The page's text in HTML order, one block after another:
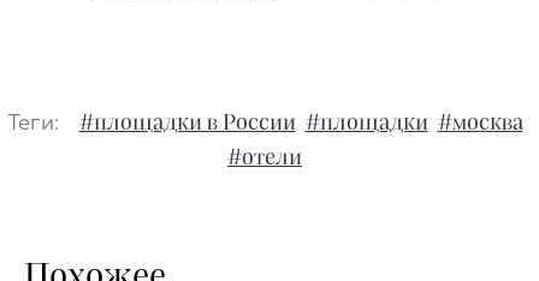
Теги: #площадки в России #площадки #москва
#отели